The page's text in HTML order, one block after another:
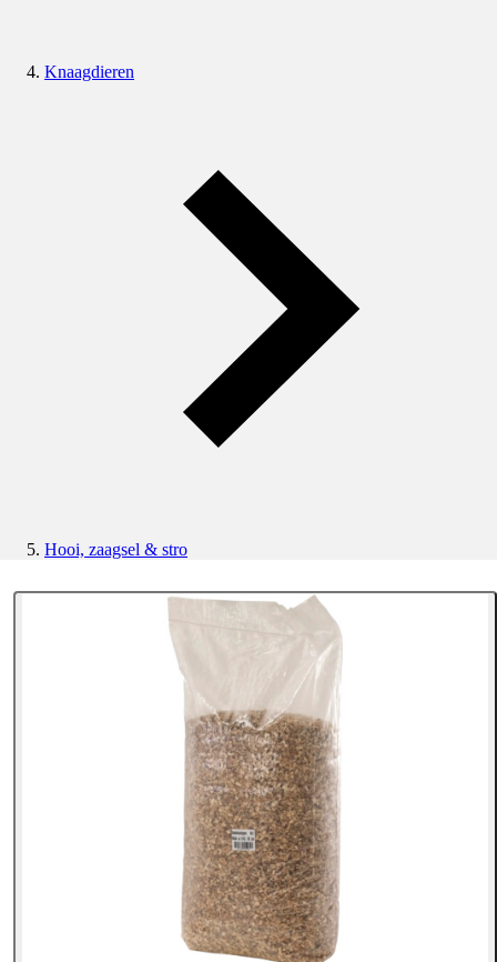
Knaagdieren
Hooi, zaagsel & stro